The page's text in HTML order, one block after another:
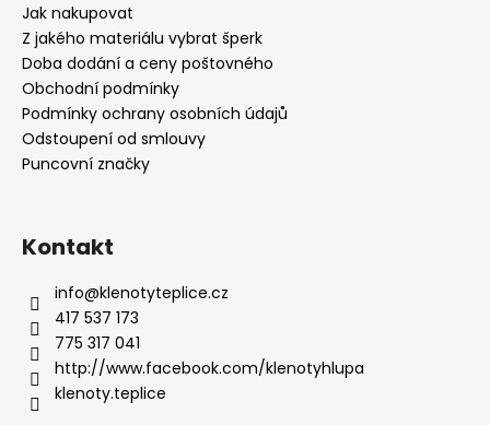
Jak nakupovat
Z jakého materiálu vybrat šperk
Doba dodání a ceny poštovného
Obchodní podmínky
Podmínky ochrany osobních údajů
Odstoupení od smlouvy
Puncovní značky
Kontakt
info@klenotyteplice.cz
417 537 173
775 317 041
http://www.facebook.com/klenotyhlupa
klenoty.teplice